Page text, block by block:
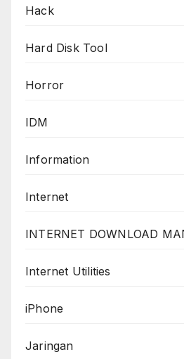
Hack
Hard Disk Tool
Horror
IDM
Information
Internet
INTERNET DOWNLOAD
Internet Utilities
iPhone
Jaringan